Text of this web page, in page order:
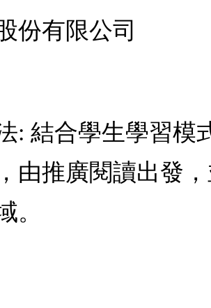
份有限公司
: 結合學生學習模
由推廣閱讀出發
。